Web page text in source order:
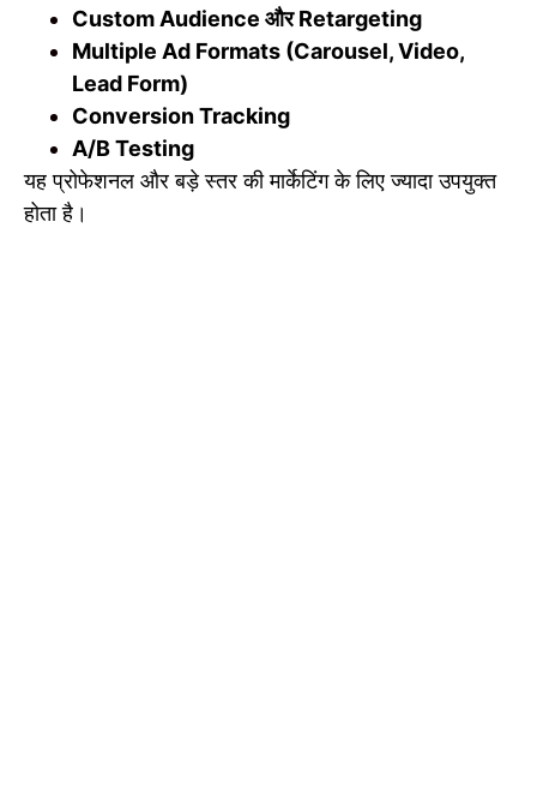
Custom Audience और Retargeting
Multiple Ad Formats (Carousel, Video,
Lead Form)
Conversion Tracking
A/B Testing
यह प्रोफेशनल और बड़े स्तर की मार्केटिंग के लिए ज्यादा उपयुक्त
होता है।